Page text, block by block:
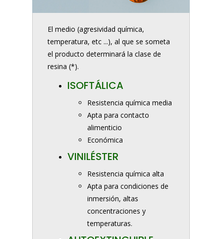
El medio (agresividad química,
temperatura, etc ...), al que se someta
el producto determinará la clase de
resina (*).
ISOFTÁLICA
Resistencia química media
Apta para contacto
alimenticio
Económica
VINILÉSTER
Resistencia química alta
Apta para condiciones de
inmersión, altas
concentraciones y
temperaturas.